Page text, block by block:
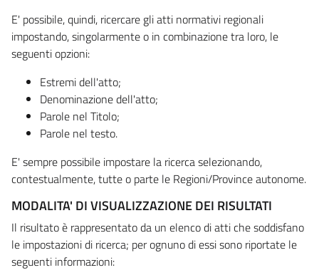
E' possibile, quindi, ricercare gli atti normativi regionali
impostando, singolarmente o in combinazione tra loro, le
seguenti opzioni:
Estremi dell'atto;
Denominazione dell'atto;
Parole nel Titolo;
Parole nel testo.
E' sempre possibile impostare la ricerca selezionando,
contestualmente, tutte o parte le Regioni/Province autonome.
MODALITA' DI VISUALIZZAZIONE DEI RISULTATI
Il risultato è rappresentato da un elenco di atti che soddisfano
le impostazioni di ricerca; per ognuno di essi sono riportate le
seguenti informazioni: